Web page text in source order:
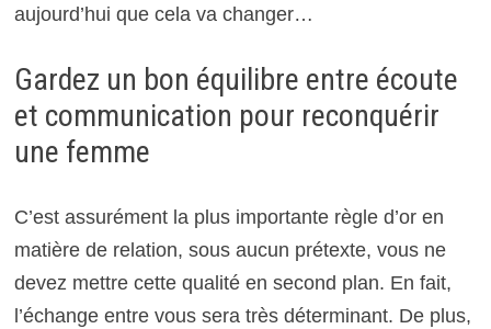
aujourd’hui que cela va changer…
Gardez un bon équilibre entre écoute
et communication pour reconquérir
une femme
C’est assurément la plus importante règle d’or en
matière de relation, sous aucun prétexte, vous ne
devez mettre cette qualité en second plan. En fait,
l’échange entre vous sera très déterminant. De plus,